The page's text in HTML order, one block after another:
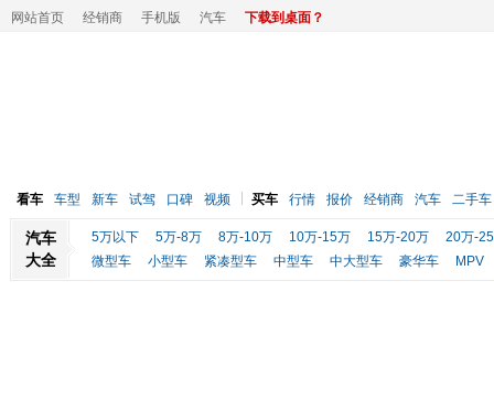
网站首页 经销商 手机版 汽车 下载到桌面？
看车 车型 新车 试驾 口碑 视频 买车 行情 报价 经销商 汽车 二手车
汽车
大全
5万以下 5万-8万 8万-10万 10万-15万 15万-20万
20万-
微型车
小型车 紧凑型车 中型车 中大型车 豪华车 MPV